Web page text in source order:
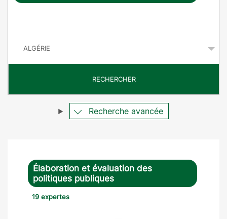
ê
e
RECHERCHER
Recherche avancée
Élaboration et évaluation des
politiques publiques
19 expertes